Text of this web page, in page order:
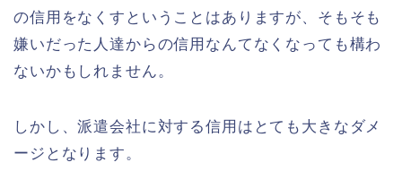
の信用をなくすということはありますが、そもそも
嫌いだった人達からの信用なんてなくなっても構わ
ないかもしれません。
しかし、派遣会社に対する信用はとても大きなダメ
ージとなります。